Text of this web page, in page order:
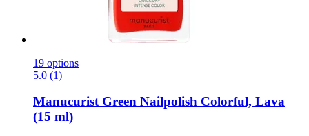
19 options
5.0 (1)
ManucuristGreen Nailpolish Colorful, Lava
(15 ml)